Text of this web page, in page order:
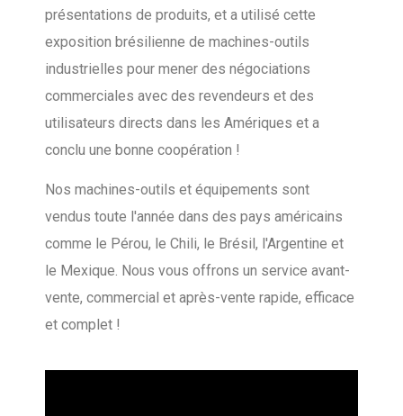
présentations de produits, et a utilisé cette
exposition brésilienne de machines-outils
industrielles pour mener des négociations
commerciales avec des revendeurs et des
utilisateurs directs dans les Amériques et a
conclu une bonne coopération !
Nos machines-outils et équipements sont
vendus toute l'année dans des pays américains
comme le Pérou, le Chili, le Brésil, l'Argentine et
le Mexique. Nous vous offrons un service avant-
vente, commercial et après-vente rapide, efficace
et complet !